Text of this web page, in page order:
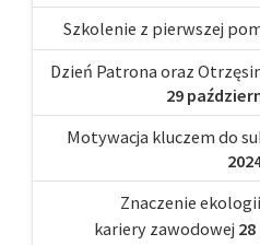
Szkolenie z pierwszej
Dzień Patrona oraz
29
Motywacja kluczem do
Znaczenie
kariery zawodowej